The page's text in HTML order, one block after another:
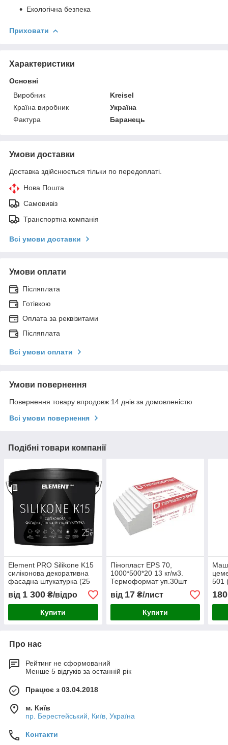
Екологічна безпека
Приховати
Характеристики
Основні
Виробник
Kreisel
Країна виробник
Україна
Фактура
Баранець
Умови доставки
Доставка здійснюється тільки по передоплаті.
Нова Пошта
Самовивіз
Транспортна компанія
Всі умови доставки
Умови оплати
Післяплата
Готівкою
Оплата за реквізитами
Післяплата
Всі умови оплати
Умови повернення
Повернення товару впродовж 14 днів за домовленістю
Всі умови повернення
Подібні товари компанії
Element PRO Silikone K15
силіконова декоративна
фасадна штукатурка (25
кг)
від 1 300 ₴/відро
Купити
Пінопласт EPS 70,
1000*500*20 13 кг/м3.
Термоформат уп.30шт
від 17₴/лист
Купити
501
180
Про нас
Рейтинг не сформований
Менше 5 відгуків за останній рік
Працює з 03.04.2018
м. Київ
пр. Берестейський, Київ, Україна
Контакти